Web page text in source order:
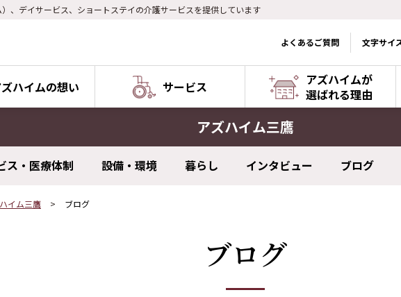
、デイサービス、ショートステイの介護サービスを提供しています
よくあるご質問 文字サイ
ハイムの想い サービス
アズハイムが
選ばれる理由
アズハイム三鷹
ス・医療体制 設備・環境 暮らし インタビュー ブログ
イム三鷹 ブログ
ブログ